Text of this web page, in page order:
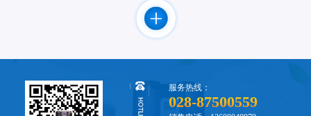
服务热线：
028-87500559